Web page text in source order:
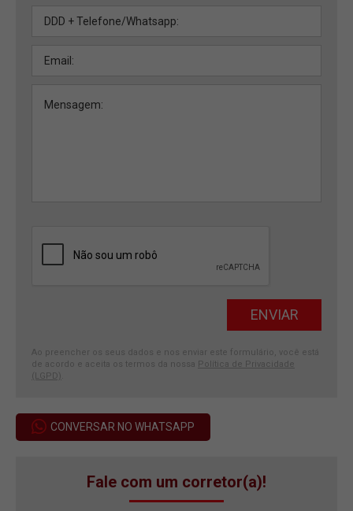
Ao preencher os seus dados e nos enviar este formulário, você está
de acordo e aceita os termos da nossa Política de Privacidade
(LGPD)
CONVERSAR NO WHATSAPP
Fale com um corretor(a)!